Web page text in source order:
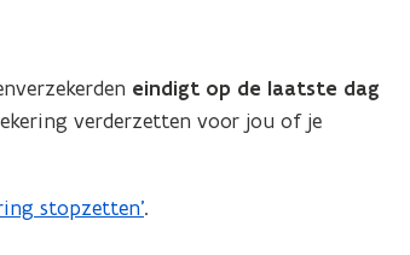
eindigt op de laatste dag
verderzetten voor jou of je
stopzetten’.